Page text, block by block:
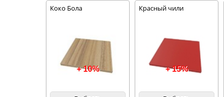
Коко Бола
+ 10%
Красный чили
+ 15%